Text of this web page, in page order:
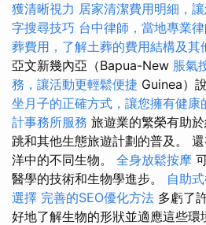
獲清晰視力 居家清潔費用明細，
字搜尋技巧 台中律師，當地專業
葬費用，了解土葬的費用結構及其
亞文新幾內亞（Bapua-New 脹氣
務，讓活動更輕鬆便捷 Guinea）
坐月子的正確方式，讓您擁有健康
計事務所服務 旅遊業的繁榮有助
跳和其他生態旅遊計劃的普及。
洋中的不同生物。 全身放鬆按摩
醫學的技術和生物學進步。 自助
選擇 完善的SEO優化方法 多虧了
好地了解生物的形狀並適應這些環